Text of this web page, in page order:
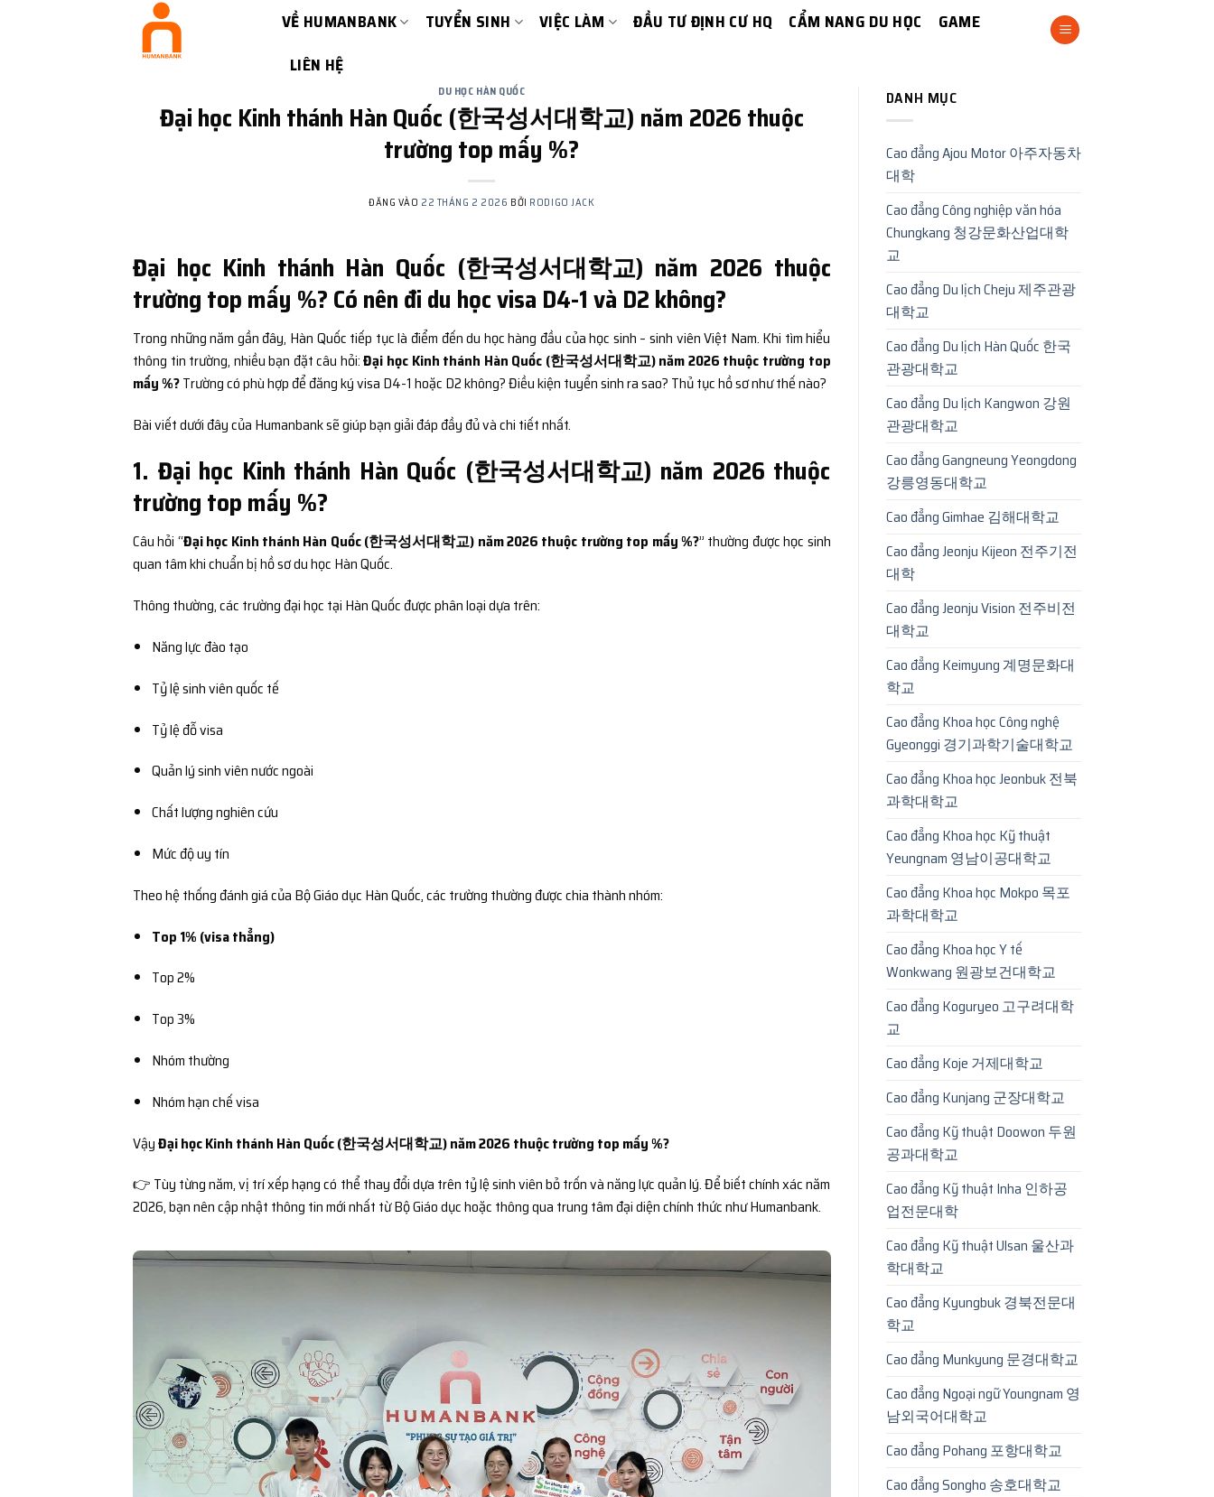
VỀ HUMANBANK TUYỂN SINH VIỆC LÀM ĐẦU TƯ ĐỊNH CƯ HQ CẨM NANG DU HỌC
GAME
LIÊN HỆ
DU HỌC HÀN QUỐC
Đại học Kinh thánh Hàn Quốc (한국성서대학교) năm 2026 thuộc
trường top mấy %?
ĐĂNG VÀO 22 THÁNG 2 2026 BỞI RODIGO JACK
Đại học Kinh thánh Hàn Quốc (한국성서대학교) năm 2026 thuộc
trường top mấy %? Có nên đi du học visa D4-1 và D2 không?
Trong những năm gần đây, Hàn Quốc tiếp tục là điểm đến du học hàng đầu của học sinh – sinh viên Việt Nam. Khi tìm hiểu
thông tin trường, nhiều bạn đặt câu hỏi:Đại học Kinh thánh Hàn Quốc (한국성서대학교) năm 2026 thuộc trường top
mấy %?Trường có phù hợp để đăng ký visa D4-1 hoặc D2 không? Điều kiện tuyển sinh ra sao? Thủ tục hồ sơ như thế nào?
Bài viết dưới đây của Humanbank sẽ giúp bạn giải đáp đầy đủ và chi tiết nhất.
1. Đại học Kinh thánh Hàn Quốc (한국성서대학교) năm 2026 thuộc
trường top mấy %?
Câu hỏi “Đại học Kinh thánh Hàn Quốc (한국성서대학교) năm 2026 thuộc trường top mấy %?” thường được học sinh
quan tâm khi chuẩn bị hồ sơ du học Hàn Quốc.
Thông thường, các trường đại học tại Hàn Quốc được phân loại dựa trên:
Năng lực đào tạo
Tỷ lệ sinh viên quốc tế
Tỷ lệ đỗ visa
Quản lý sinh viên nước ngoài
Chất lượng nghiên cứu
Mức độ uy tín
Theo hệ thống đánh giá của Bộ Giáo dục Hàn Quốc, các trường thường được chia thành nhóm:
Top 1% (visa thẳng)
Top 2%
Top 3%
Nhóm thường
Nhóm hạn chế visa
VậyĐại học Kinh thánh Hàn Quốc (한국성서대학교) năm 2026 thuộc trường top mấy %?
👉 Tùy từng năm, vị trí xếp hạng có thể thay đổi dựa trên tỷ lệ sinh viên bỏ trốn và năng lực quản lý. Để biết chính xác năm
2026, bạn nên cập nhật thông tin mới nhất từ Bộ Giáo dục hoặc thông qua trung tâm đại diện chính thức như Humanbank.
DANH MỤC
Cao đẳng Ajou Motor 아주자동차
대학
Cao đẳng Công nghiệp văn hóa
Chungkang 청강문화산업대학
교
Cao đẳng Du lịch Cheju 제주관광
대학교
Cao đẳng Du lịch Hàn Quốc 한국
관광대학교
Cao đẳng Du lịch Kangwon 강원
관광대학교
Cao đẳng Gangneung Yeongdong
강릉영동대학교
Cao đẳng Gimhae 김해대학교
Cao đẳng Jeonju Kijeon 전주기전
대학
Cao đẳng Jeonju Vision 전주비전
대학교
Cao đẳng Keimyung 계명문화대
학교
Cao đẳng Khoa học Công nghệ
Gyeonggi 경기과학기술대학교
Cao đẳng Khoa học Jeonbuk 전북
과학대학교
Cao đẳng Khoa học Kỹ thuật
Yeungnam 영남이공대학교
Cao đẳng Khoa học Mokpo 목포
과학대학교
Cao đẳng Khoa học Y tế
Wonkwang 원광보건대학교
Cao đẳng Koguryeo 고구려대학
교
Cao đẳng Koje 거제대학교
Cao đẳng Kunjang 군장대학교
Cao đẳng Kỹ thuật Doowon 두원
공과대학교
Cao đẳng Kỹ thuật Inha 인하공
업전문대학
Cao đẳng Kỹ thuật Ulsan 울산과
학대학교
Cao đẳng Kyungbuk 경북전문대
학교
Cao đẳng Munkyung 문경대학교
Cao đẳng Ngoại ngữ Youngnam 영
남외국어대학교
Cao đẳng Pohang 포항대학교
Cao đẳng Songho 송호대학교